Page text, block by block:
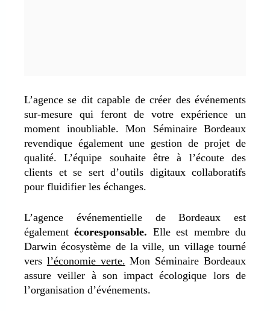
L’agence se dit capable de créer des événements
sur-mesure qui feront de votre expérience un
moment inoubliable. Mon Séminaire Bordeaux
revendique également une gestion de projet de
qualité. L’équipe souhaite être à l’écoute des
clients et se sert d’outils digitaux collaboratifs
pour fluidifier les échanges.
L’agence événementielle de Bordeaux est
égalementécoresponsable. Elle est membre du
Darwin écosystème de la ville, un village tourné
vers l’économie verte. Mon Séminaire Bordeaux
assure veiller à son impact écologique lors de
l’organisation d’événements.